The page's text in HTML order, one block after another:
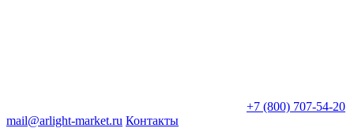
+7 (800) 707-54-20
mail@arlight-market.ru Контакты